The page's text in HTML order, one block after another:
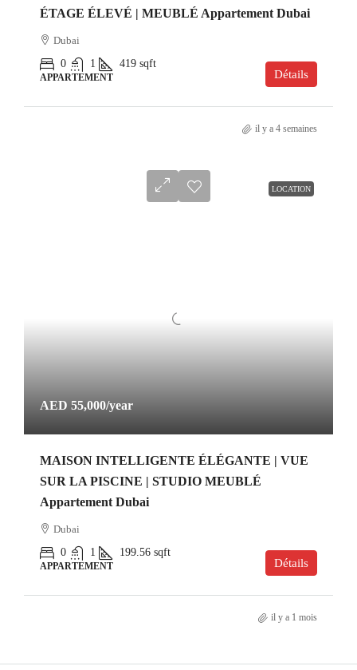
ÉTAGE ÉLEVÉ | MEUBLÉ Appartement Dubai
Dubai
0
1 419 sqft
APPARTEMENT Détails
il y a 4 semaines
LOCATION
AED 55,000/year
MAISON INTELLIGENTE ÉLÉGANTE | VUE
SUR LA PISCINE | STUDIO MEUBLÉ
Appartement Dubai
Dubai
0
1 199.56 sqft
APPARTEMENT Détails
il y a 1 mois